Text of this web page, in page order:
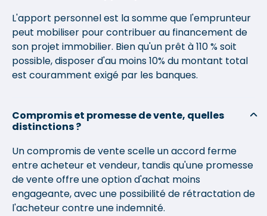
L'apport personnel est la somme que l'emprunteur
peut mobiliser pour contribuer au financement de
son projet immobilier. Bien qu'un prêt à 110 % soit
possible, disposer d'au moins 10% du montant total
est couramment exigé par les banques.
Compromis et promesse de vente, quelles
distinctions ?
Un compromis de vente scelle un accord ferme
entre acheteur et vendeur, tandis qu'une promesse
de vente offre une option d'achat moins
engageante, avec une possibilité de rétractation de
l'acheteur contre une indemnité.